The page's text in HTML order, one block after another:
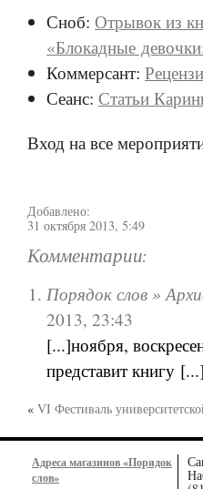
Сноб:Отрывок из
«Блокадные
Коммерсант:
Сеанс:Статьи
Вход на все
Добавлено:
31 октября 2013, 5:49
Комментарии:
Порядок слов »
2013, 23:43
[...]ноября,
представит книгу [...]
« VI Фестиваль
Адреса магазинов «Порядок
слов»